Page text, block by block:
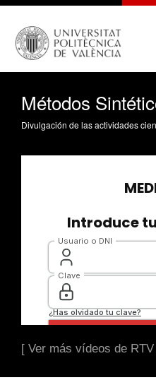
Métodos
[ Ver más vídeos de RTV